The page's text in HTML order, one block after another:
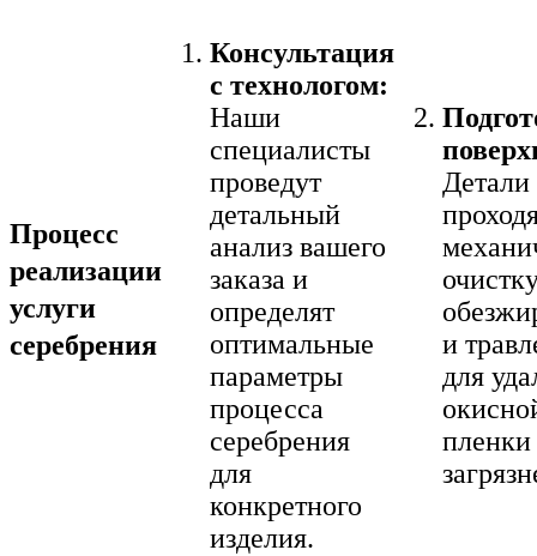
Процесс
реализации
услуги
серебрения
Консультация
с технологом:
Наши
специалисты
проведут
детальный
анализ вашего
заказа и
определят
оптимальные
параметры
процесса
серебрения
для
конкретного
изделия.
Детали
и
для